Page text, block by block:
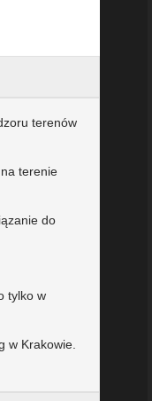
terenów
terenie
do
tylko w
w Krakowie.